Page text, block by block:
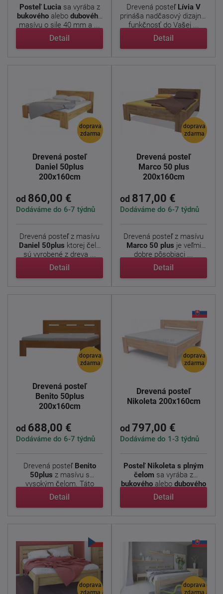
Posteľ Luciasa vyrába z
bukového alebo dubového
masívu o sile 40 mm a ...
Detail
Drevená posteľ Lívia V
prináša nadčasový dizajn a
funkčnosť do Vašej ...
Detail
doprava
zdarma
Drevená posteľ
Daniel 50plus
200x160cm
od 860,00 €
Dodáváme do 6-7 týdnů
Drevená posteľ z masívu
Daniel 50plus ktorej čela
sú vyrobené z dreva ...
Detail
doprava
zdarma
Drevená posteľ
Marco 50 plus
200x160cm
od 817,00 €
Dodáváme do 6-7 týdnů
Drevená posteľ z masívu
Marco 50 plus je veľmi
dobre pôsobiaci ...
Detail
doprava
zdarma
Drevená posteľ
Benito 50plus
200x160cm
od 688,00 €
Dodáváme do 6-7 týdnů
Drevená posteľ Benito
50plus z masívu s
vysokým čelom. Táto
posteľ je ...
Detail
doprava
zdarma
Drevená posteľ
Nikoleta 200x160cm
od 797,00 €
Dodáváme do 1-3 týdnů
Posteľ Nikoleta s plným
čelom sa vyrába z
bukového alebo dubového
...
Detail
doprava
doprava